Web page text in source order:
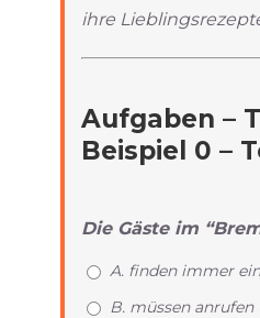
ihre
Aufgaben –
Beispiel 0 –
Die Gäste im
A. finden immer
B. müssen anrufen